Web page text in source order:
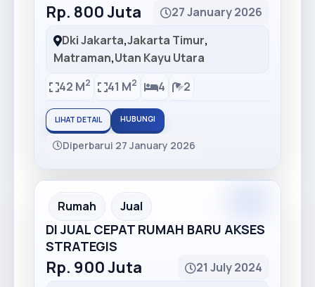
Rp. 800 Juta
27 January 2026
Dki Jakarta,Jakarta Timur,
Matraman,Utan Kayu Utara
42 M2 41 M2 4 2
LIHAT DETAIL HUBUNGI
Diperbarui 27 January 2026
Recommended
Rumah Jual
DI JUAL CEPAT RUMAH BARU AKSES
STRATEGIS
Rp. 900 Juta
21 July 2024